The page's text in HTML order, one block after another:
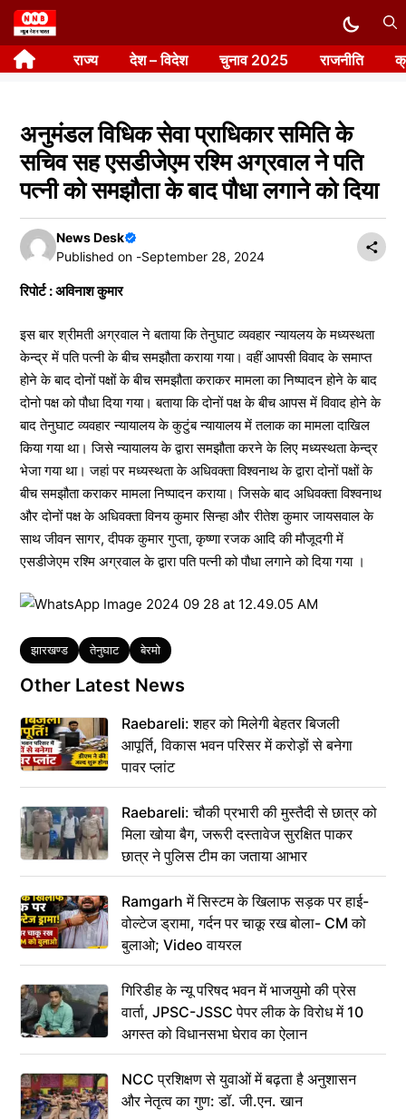
Skip
to
content राज्य देश – विदेश चुनाव 2025 राजनीति
अनुमंडल विधिक सेवा प्राधिकार समिति के
सचिव सह एसडीजेएम रश्मि अग्रवाल ने पति
पत्नी को समझौता के बाद पौधा लगाने को दिया
News Desk
Published on -September 28, 2024
रिपोर्ट : अविनाश कुमार
इस बार श्रीमती अग्रवाल ने बताया कि तेनुघाट व्यवहार न्यायलय के मध्यस्थता
केन्द्र में पति पत्नी के बीच समझौता कराया गया। वहीं आपसी विवाद के समाप्त
होने के बाद दोनों पक्षों के बीच समझौता कराकर मामला का निष्पादन होने के बाद
दोनो पक्ष को पौधा दिया गया। बताया कि दोनों पक्ष के बीच आपस में विवाद होने के
बाद तेनुघाट व्यवहार न्यायालय के कुटुंब न्यायालय में तलाक का मामला दाखिल
किया गया था। जिसे न्यायालय के द्वारा समझौता करने के लिए मध्यस्थता केन्द्र
भेजा गया था। जहां पर मध्यस्थता के अधिवक्ता विश्वनाथ के द्वारा दोनों पक्षों के
बीच समझौता कराकर मामला निष्पादन कराया। जिसके बाद अधिवक्ता विश्वनाथ
और दोनों पक्ष के अधिवक्ता विनय कुमार सिन्हा और रीतेश कुमार जायसवाल के
साथ जीवन सागर, दीपक कुमार गुप्ता, कृष्णा रजक आदि की मौजूदगी में
एसडीजेएम रश्मि अग्रवाल के द्वारा पति पत्नी को पौधा लगाने को दिया गया ।
Tags
झारखण्ड तेनुघाट बेरमो
Other Latest News
Raebareli: शहर को मिलेगी बेहतर बिजली
आपूर्ति, विकास भवन परिसर में करोड़ों से बनेगा
पावर प्लांट
Raebareli: चौकी प्रभारी की मुस्तैदी से छात्र को
मिला खोया बैग, जरूरी दस्तावेज सुरक्षित पाकर
छात्र ने पुलिस टीम का जताया आभार
Ramgarh में सिस्टम के खिलाफ सड़क पर हाई-
वोल्टेज ड्रामा, गर्दन पर चाकू रख बोला- CM को
बुलाओ; Video वायरल
गिरिडीह के न्यू परिषद भवन में भाजयुमो की प्रेस
वार्ता, JPSC-JSSC पेपर लीक के विरोध में 10
अगस्त को विधानसभा घेराव का ऐलान
NCC प्रशिक्षण से युवाओं में बढ़ता है अनुशासन
और नेतृत्व का गुण: डॉ. जी.एन. खान